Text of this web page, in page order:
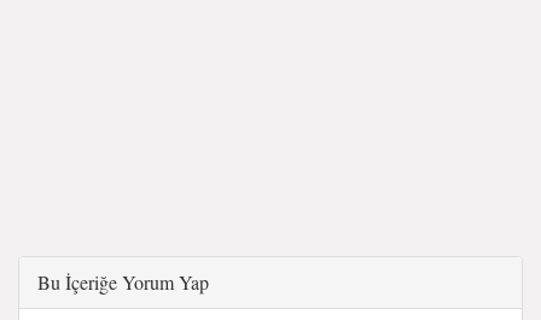
Bu İçeriğe Yorum Yap